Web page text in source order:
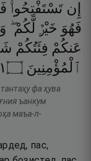
إِن تَسْتَفْتِحُوا۟
فَهُوَ خَيْرٌۭ لَّكُمْ ۖ
عَنكُمْ فِئَتُكُمْ
ٱلْمُؤْمِنِينَ ۝
фа ҳува
ъанкум
маъа-л-
пас,